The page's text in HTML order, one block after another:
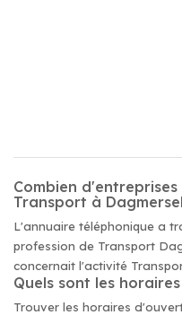
Combien
Transport à
L'annuaire téléphonique a
profession de Transport
concernait l'activité
Quels sont les
Trouver les horaires